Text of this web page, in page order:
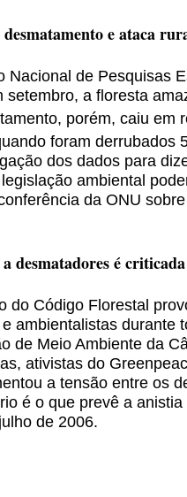
e ataca
Nacional de Pesquisas
setembro, a floresta
porém, caiu em
foram derrubados
dos dados para
ambiental
da ONU
desmatadores é criticada
do Código Florestal
ambientalistas durante
de Meio Ambiente da
ativistas do
a tensão entre os
é o que prevê a
de 2006.